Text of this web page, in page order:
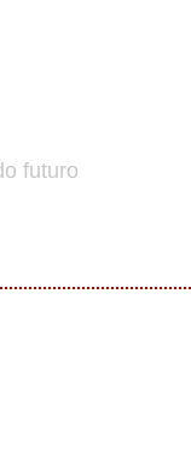
futuro